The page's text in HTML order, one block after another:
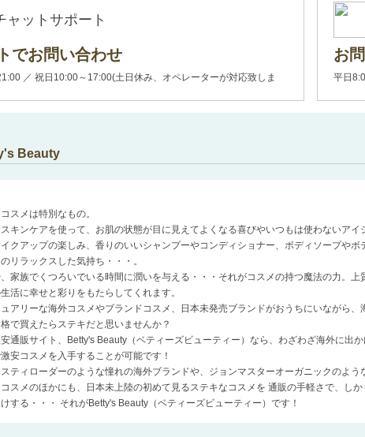
ャットサポート
でお問い合わせ
／ 祝日10:00～17:00(土日休み、オペレーターが対応致しま
お
平日
Beauty
スメは特別なもの。
キンケアを使って、お肌の状態が目に見えてよくなる喜びやいつもは使わないアイ
クアップの楽しみ、香りのいいシャンプーやコンディショナー、ボディソープやボ
リラックスした気持ち・・・。
家族でくつろいでいる時間に潤いを与える・・・それがコスメの持つ魔法の力。上
活に幸せと彩りをもたらしてくれます。
アリーな海外コスメやブランドコスメ、日本未発売ブランドがおうちにいながら、
で買えたらステキだと思いませんか？
通販サイト、Betty's Beauty（ベティーズビューティー）なら、わざわざ海外に出か
安コスメを入手することが可能です！
ティローダーのような憧れの海外ブランドや、ジョンマスターオーガニックのよう
スメのほかにも、日本未上陸の初めて見るステキなコスメを 通販の手軽さで、しか
する・・・ それがBetty's Beauty（ベティーズビューティー）です！